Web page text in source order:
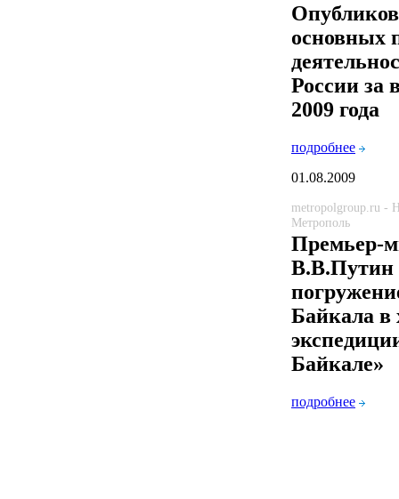
основных
России за
2009 года
подробнее
01.08.2009
metropolgroup.ru -
Метрополь
Премьер-
В.В.Путин
Байкала в
Байкале»
подробнее